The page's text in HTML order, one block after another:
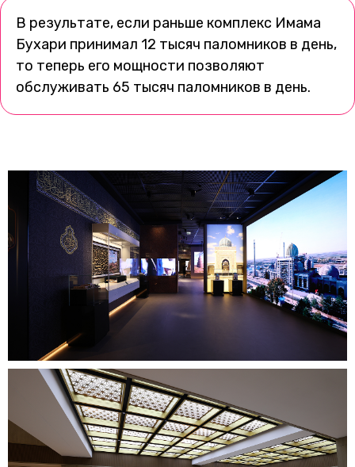
В результате, если раньше комплекс Имама
Бухари принимал 12 тысяч паломников в день,
то теперь его мощности позволяют
обслуживать 65 тысяч паломников в день.